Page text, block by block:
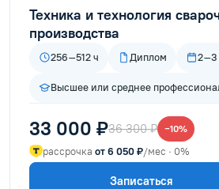
Техника и технология
производства
256–512 ч Диплом 2–3
Высшее или среднее
33 000 ₽36 300 ₽ −10%
рассрочка от 6 050 ₽/мес · 0%
Записаться